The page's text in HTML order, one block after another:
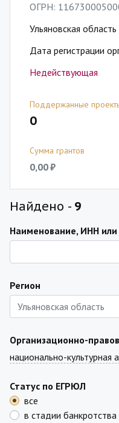
ОГРН:
Ульяновская область
Дата регистрации
Недействующая
Поддержанные
0
Сумма грантов
0,00 ₽
Найдено - 9
Наименование, ИНН
Регион
Организационно-
национально-культурная
Статус по ЕГРЮЛ
все
в стадии банкротства